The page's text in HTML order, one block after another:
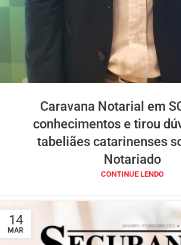
Caravana Notarial em
conhecimentos e tirou
tabeliães catarinenses
Notariado
CONTINUE LENDO
14
MAR